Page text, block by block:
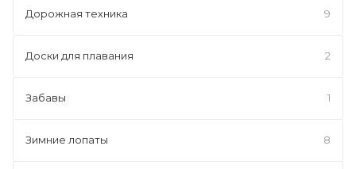
Дорожная техника 9
Доски для плавания 2
Забавы 1
Зимние лопаты 8